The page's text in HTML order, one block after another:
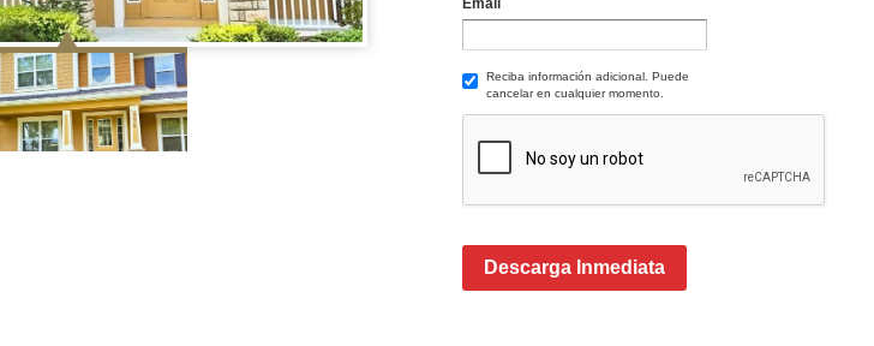
Email
Reciba información adicional. Puede
cancelar en cualquier momento.
Descarga Inmediata